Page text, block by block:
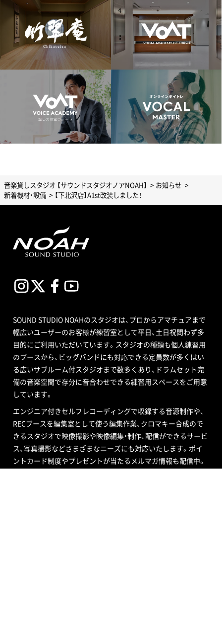
音楽貸しスタジオ 【サウンドスタジオノアNOAH】
お知らせ
新着機材・設備
【下北沢店】A1st改装しました！
SOUND STUDIO NOAHのスタジオは、プロからアマチュアまで
幅広いユーザーのお客様が練習室として平日、土日祝問わず多
目的にご利用いただいています。スタジオの種類も個人練習用
のブースから、ビッグバンドにも対応できる定員数が多くはい
る広いサブルーム付スタジオまで数多くあり、ドラムセット完
備の音楽空間で存分に音合わせできる練習用スペースをご用意
しています。
エンジニア付きセルフレコーディングで収録する音源制作や、
RECブースを編集室として使う編集作業、クロマキー合成ので
きるスタジオで映像撮影や映像編集・制作、配信ができるサービ
ス、写真撮影などさまざまなニーズにも対応いたします。ポイ
ントカード制度やプレゼントが当たるメルマガ情報も配信中。